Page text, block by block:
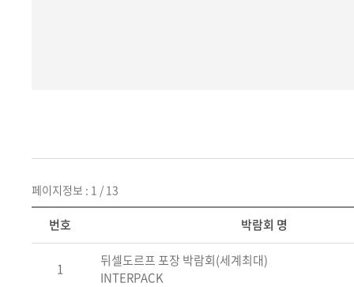
페이지정보 : 1 / 13
번호 박람회 명
1
뒤셀도르프 포장 박람회(세계최대)
INTERPACK